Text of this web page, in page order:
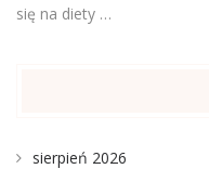
się na diety …
sierpień 2026